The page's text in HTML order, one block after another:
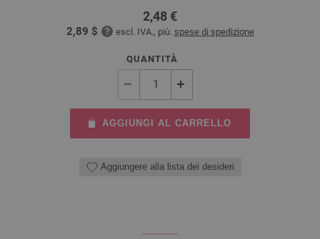
2,48 €
2,89 $ escl. IVA., più. spese di spedizione
QUANTITÀ
AGGIUNGI AL CARRELLO
Aggiungere alla lista dei desideri